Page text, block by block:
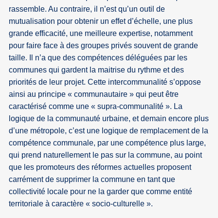
rassemble. Au contraire, il n’est qu’un outil de
mutualisation pour obtenir un effet d’échelle, une plus
grande efficacité, une meilleure expertise, notamment
pour faire face à des groupes privés souvent de grande
taille. Il n’a que des compétences déléguées par les
communes qui gardent la maitrise du rythme et des
priorités de leur projet. Cette intercommunalité s’oppose
ainsi au principe « communautaire » qui peut être
caractérisé comme une « supra-communalité ». La
logique de la communauté urbaine, et demain encore plus
d’une métropole, c’est une logique de remplacement de la
compétence communale, par une compétence plus large,
qui prend naturellement le pas sur la commune, au point
que les promoteurs des réformes actuelles proposent
carrément de supprimer la commune en tant que
collectivité locale pour ne la garder que comme entité
territoriale à caractère « socio-culturelle ».